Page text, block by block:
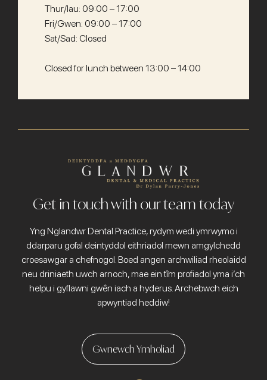
Thur/Iau: 09:00 – 17:00
Fri/Gwen: 09:00 – 17:00
Sat/Sad: Closed
Closed for lunch between 13:00 – 14:00
Get in touch with our team today
Yng Nglandwr Dental Practice, rydym wedi ymrwymo i
ddarparu gofal deintyddol eithriadol mewn amgylchedd
croesawgar a chefnogol. Boed angen archwiliad rheolaidd
neu driniaeth uwch arnoch, mae ein tîm profiadol yma i’ch
helpu i gyflawni gwên iach a hyderus. Archebwch eich
apwyntiad heddiw!
Gwnewch Ymholiad